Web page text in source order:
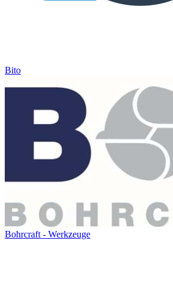
Bito
Bohrcraft - Werkzeuge